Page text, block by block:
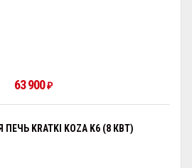
63 900₽
KRATKI KOZA K6 (8 КВТ)